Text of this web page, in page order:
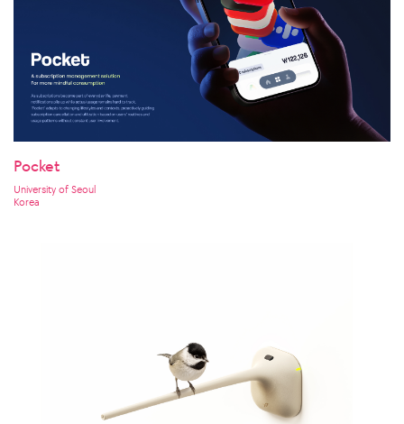
Pocket
University of Seoul
Korea